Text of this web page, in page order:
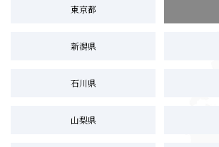
東京都
新潟県
石川県
山梨県